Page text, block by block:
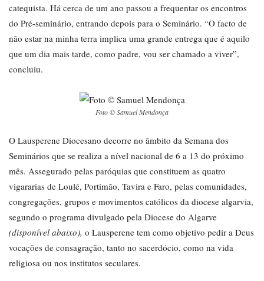
catequista. Há cerca de um ano passou a frequentar os encontros
do Pré-seminário, entrando depois para o Seminário. “O facto de
não estar na minha terra implica uma grande entrega que é aquilo
que um dia mais tarde, como padre, vou ser chamado a viver”,
concluiu.
Foto © Samuel Mendonça
O Lausperene Diocesano decorre no âmbito da Semana dos
Seminários que se realiza a nível nacional de 6 a 13 do próximo
mês. Assegurado pelas paróquias que constituem as quatro
vigararias de Loulé, Portimão, Tavira e Faro, pelas comunidades,
congregações, grupos e movimentos católicos da diocese algarvia,
segundo o programa divulgado pela Diocese do Algarve
(disponível abaixo), o Lausperene tem como objetivo pedir a Deus
vocações de consagração, tanto no sacerdócio, como na vida
religiosa ou nos institutos seculares.